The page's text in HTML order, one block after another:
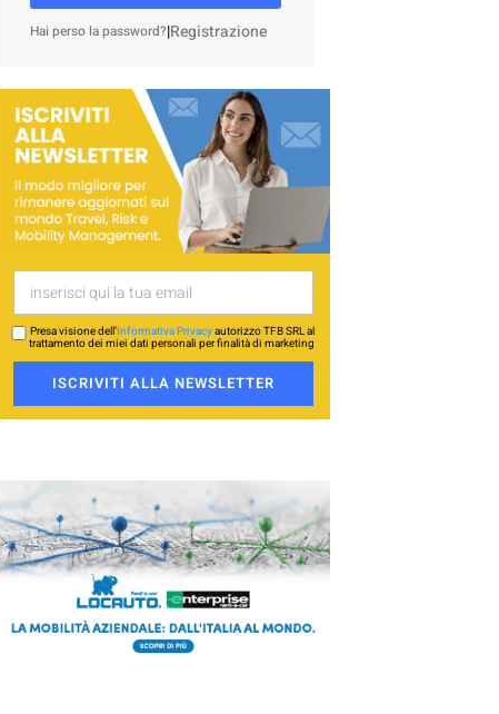
Hai perso la password?|Registrazione
Presa visione dell’Informativa Privacyautorizzo TFB SRL al
trattamento dei miei dati personali per finalità di marketing
ISCRIVITI ALLA NEWSLETTER